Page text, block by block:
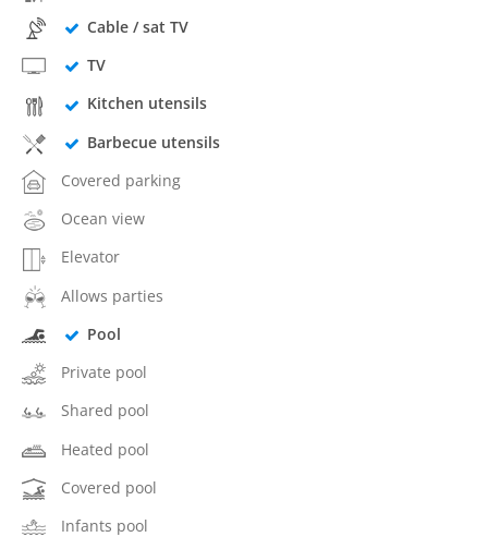
Cable / sat TV
TV
Kitchen utensils
Barbecue utensils
Covered parking
Ocean view
Elevator
Allows parties
Pool
Private pool
Shared pool
Heated pool
Covered pool
Infants pool